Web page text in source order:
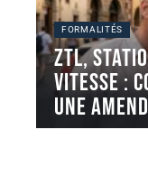
FORMALITÉS
ZTL,
vitesse :
une